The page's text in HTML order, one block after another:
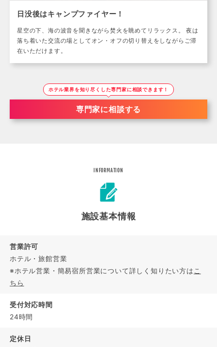
日没後はキャンプファイヤー！
星空の下、海の波音を聞きながら焚火を眺めてリラックス。 夜は
落ち着いた交流の場としてオン・オフの切り替えをしながらご滞
在いただけます。
ホテル業界を知り尽くした専門家に相談できます！
専門家に相談する
INFORMATION
施設基本情報
営業許可
ホテル・旅館営業
※ホテル営業・簡易宿所営業について詳しく知りたい方は こ
ちら
受付対応時間
24時間
定休日